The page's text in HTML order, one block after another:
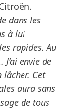
dans les
à lui
rapides. Au
envie de
Cet
aura sans
de tous